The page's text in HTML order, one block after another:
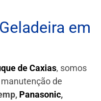
em
de Caxias, somos
de
Panasonic,